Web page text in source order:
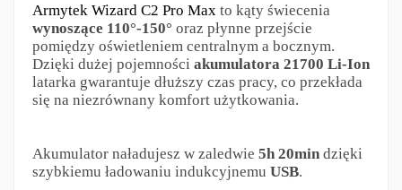
Armytek Wizard C2 Pro Max to kąty świecenia
wynoszące 110°-150° oraz płynne przejście
pomiędzy oświetleniem centralnym a bocznym.
Dzięki dużej pojemności akumulatora 21700 Li-Ion
latarka gwarantuje dłuższy czas pracy, co przekłada
się na niezrównany komfort użytkowania.
Akumulator naładujesz w zaledwie 5h 20mindzięki
szybkiemu ładowaniu indukcyjnemu USB.